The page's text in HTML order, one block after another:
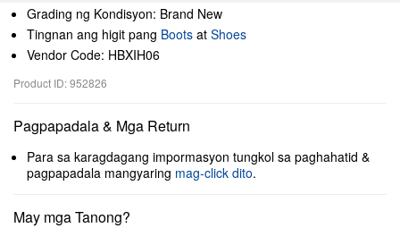
Grading ng Kondisyon: Brand New
Tingnan ang higit pang Boots at Shoes
Vendor Code: HBXIH06
Product ID: 952826
Pagpapadala & Mga Return
Para sa karagdagang impormasyon tungkol sa paghahatid &
pagpapadala mangyaring mag-click dito.
May mga Tanong?